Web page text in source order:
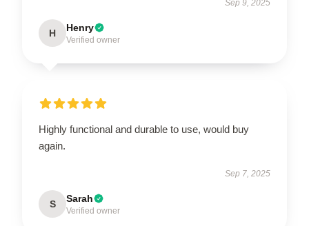
Sep 9, 2025
H Henry
Verified owner
Highly functional and durable to use, would buy
again.
Sep 7, 2025
S Sarah
Verified owner